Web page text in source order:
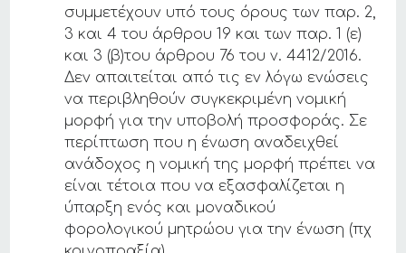
συμμετέχουν υπό τους όρους των παρ. 2,
3 και 4 του άρθρου 19 και των παρ. 1 (ε)
και 3 (β)του άρθρου 76 του ν. 4412/2016.
Δεν απαιτείται από τις εν λόγω ενώσεις
να περιβληθούν συγκεκριμένη νομική
μορφή για την υποβολή προσφοράς. Σε
περίπτωση που η ένωση αναδειχθεί
ανάδοχος η νομική της μορφή πρέπει να
είναι τέτοια που να εξασφαλίζεται η
ύπαρξη ενός και μοναδικού
φορολογικού μητρώου για την ένωση (πχ